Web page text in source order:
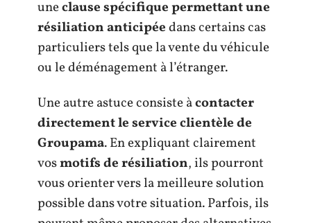
uneclause spécifique permettant une
résiliation anticipéedans certains cas
particuliers tels que la vente du véhicule
ou le déménagement à l’étranger.
Une autre astuce consiste àcontacter
directement le service clientèle de
Groupama. En expliquant clairement
vosmotifs de résiliation, ils pourront
vous orienter vers la meilleure solution
possible dans votre situation. Parfois, ils